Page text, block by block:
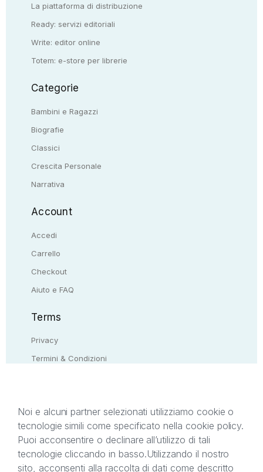
La piattaforma di distribuzione
Ready: servizi editoriali
Write: editor online
Totem: e-store per librerie
Categorie
Bambini e Ragazzi
Biografie
Classici
Crescita Personale
Narrativa
Account
Accedi
Carrello
Checkout
Aiuto e FAQ
Terms
Privacy
Termini & Condizioni
Il presente sito web è di proprietà di StreetLib S.r.l.
titolare di tutti i diritti di proprietà intellettuale
Noi e alcuni partner selezionati utilizziamo cookie o
tecnologie simili come specificato nella cookie policy.
Puoi acconsentire o declinare all’utilizzo di tali
tecnologie cliccando in basso.Utilizzando il nostro
sito, acconsenti alla raccolta di dati come descritto